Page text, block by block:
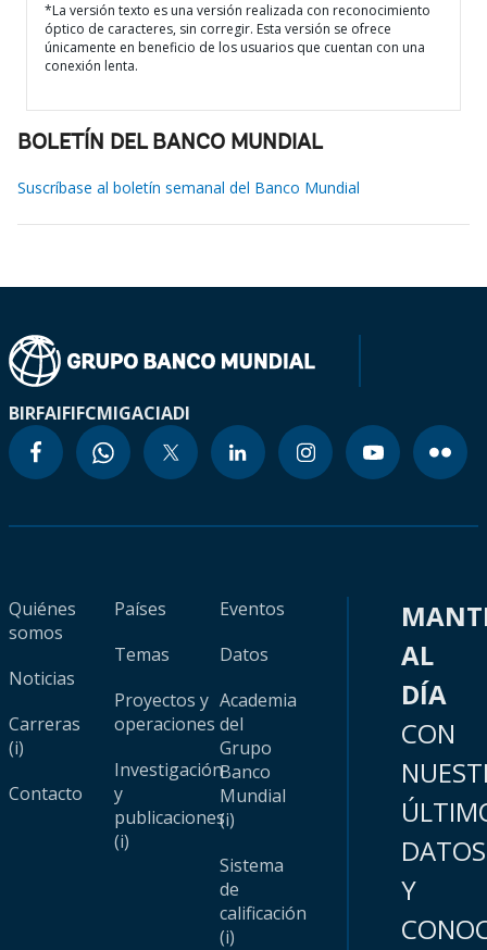
*La versión texto es una versión realizada con reconocimiento
óptico de caracteres, sin corregir. Esta versión se ofrece
únicamente en beneficio de los usuarios que cuentan con una
conexión lenta.
BOLETÍN DEL BANCO MUNDIAL
Suscríbase al boletín semanal del Banco Mundial
BIRFAIFIFCMIGACIADI
Quiénes
somos
Noticias
Carreras
(i)
Contacto
Países
Temas
Proyectos y
operaciones
Investigación
y
publicaciones
(i)
Eventos
Datos
Academia
del
Grupo
Banco
Mundial
(i)
Sistema
de
calificación
(i)
AL
DÍA
CON
DATOS
Y